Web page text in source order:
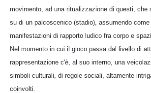
movimento, ad una ritualizzazione di questi, che
su di un palcoscenico (stadio), assumendo
manifestazioni di rapporto ludico fra corpo e
Nel momento in cui il gioco passa dal livello di
rappresentazione c'è, al suo interno, una
simboli culturali, di regole sociali, altamente
coinvolti.